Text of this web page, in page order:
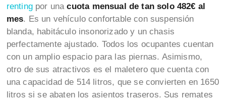
rentingpor unacuota mensual de tan solo 482€ al
mes. Es un vehículo confortable con suspensión
blanda, habitáculo insonorizado y un chasis
perfectamente ajustado. Todos los ocupantes cuentan
con un amplio espacio para las piernas. Asimismo,
otro de sus atractivos es el maletero que cuenta con
una capacidad de 514 litros, que se convierten en 1650
litros si se abaten los asientos traseros. Sus remates